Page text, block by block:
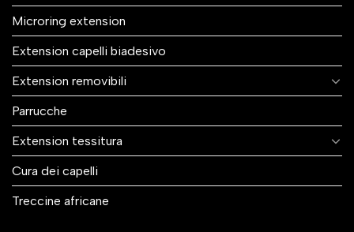
Microring extension
Extension capelli biadesivo
Extension removibili
Parrucche
Extension tessitura
Cura dei capelli
Treccine africane